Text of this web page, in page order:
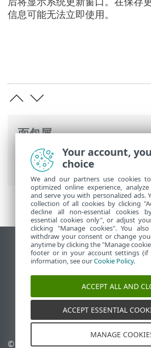
面包屑
ESET 联机帮助>ESET Mail
设置>工具配置> Microsoft
信息可能无法立即使用。
查看桌面站点
End of Life
ESET 知识库
ESET Status Portal
区域支持
© 1992-2026ESET, spol. s
Your account,
choice
We and our partners use cookies
optimized online experience,
and serve you with personalized ads.
collection of all cookies by clicking
decline all non-essential cookies
essential cookies only", or adjust
clicking "Manage cookies". You
withdraw your consent or change
anytime by clicking the "Manage
footer or in your account settings (if
information, see ourCookie Policy.
ACCEPT ALL AND
ACCEPT ESSENTIAL
MANAGE